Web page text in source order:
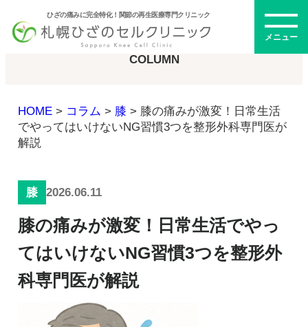
ひざの痛みに完全特化！関節の再生医療専門クリニック
メニュー
初めての方へ
ひざの再生医療とは
幹細胞治療
PRP治療
幹細胞培養上清液
再生医療とは
ドクター紹介
コラム
COLUMN
HOME> コラム > 膝 > 膝の痛みが激変！日常生活
でやってはいけないNG習慣3つを整形外科専門医が
解説
膝 2026.06.11
膝の痛みが激変！日常生活でやっ
てはいけないNG習慣3つを整形外
科専門医が解説